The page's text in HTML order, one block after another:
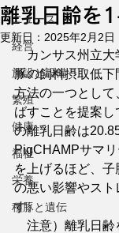
ニュース
経営
施設と設備
繁殖
健康
福祉
栄養
種豚と遺伝
離乳日齢を
更新日： 2025年2月2日
カンサス州立大
豚の飼料摂取低下
方法の一つとし
ばすことを提案し
の離乳日齢は
PigCHAMPサマ
を上げるほど、
の悪い影響やスト
す。
注意）離乳日齢